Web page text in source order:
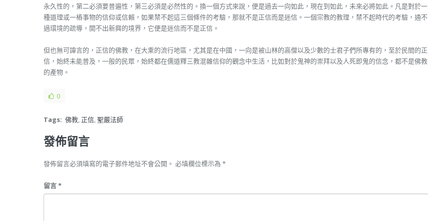
永久性的，第二必須要普遍性，第三必須是必然性的。換一個方式來說，便是過去一向如此，現在到如此，未來必將如此。凡是對於一
種道理或一樁事物的信仰或信賴，如果禁不起這三個條件的考驗，那就不是正信而是迷信。一個宗教的教理，禁不起時代的考驗，通不
過環境的疏導，開不出新興的境界，它便是迷信而不是正信。
但也無可諱言的，正信的佛教，在大乘的流行地區，尤其是在中國，一向是被山林的高僧以及少數的士君子們所專有的，至於民間的正
信，始終未能普及，一般的民眾，始終都在儒道釋三教混雜信仰的觀念中生活，比如對於鬼神的崇拜以及人死即鬼的信念，都不是佛教
的產物。
0
Tags: 佛教, 正信,聖嚴法師
發佈留言
發佈留言必須填寫的電子郵件地址不會公開。 必填欄位標示為 *
留言*